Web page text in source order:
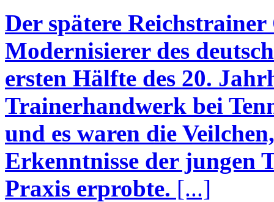
Der spätere
Modernisierer des
ersten Hälfte des 20.
Trainerhandwerk bei
und es waren die
Erkenntnisse der jungen
Praxis erprobte. [...]